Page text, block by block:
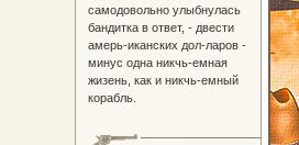
самодовольно улыбнулась
бандитка в ответ, - двести
амерь-иканских дол-ларов -
минус одна никчь-емная
жизень, как и никчь-емный
корабль.